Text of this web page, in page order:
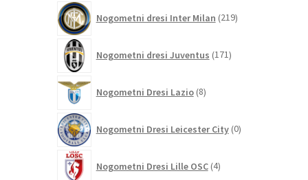
Nogometni dresi Inter Milan 219izdelkov
Nogometni dresi Juventus 171izdelkov
Nogometni Dresi Lazio 8izdelkov
Nogometni Dresi Leicester City 0izdelkov
Nogometni Dresi Lille OSC 4izdelki